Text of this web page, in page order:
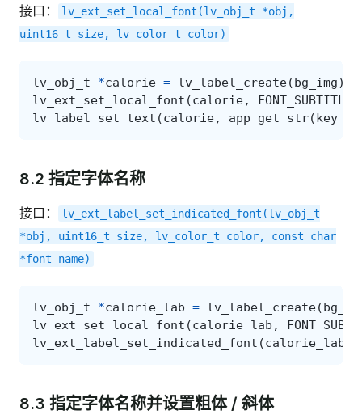
接口： lv_ext_set_local_font(lv_obj_t
*obj,
uint16_t
size, lv_color_t color)
lv_obj_t *calorie = lv_label_create(bg_img);
lv_ext_set_local_font (calorie, FONT_SUBTITLE
lv_label_set_text (calorie, app_get_str(
8.2 指定字体名称
接口：
lv_ext_label_set_indicated_font(lv_obj_t
*obj,
uint16_t size, lv_color_t color, const
char
*font_name)
lv_obj_t *calorie_lab = lv_label_create(
lv_ext_set_local_font (calorie_lab ,
lv_ext_label_set_indicated_font (calorie_lab
8.3 指定字体名称并设置粗体 / 斜体